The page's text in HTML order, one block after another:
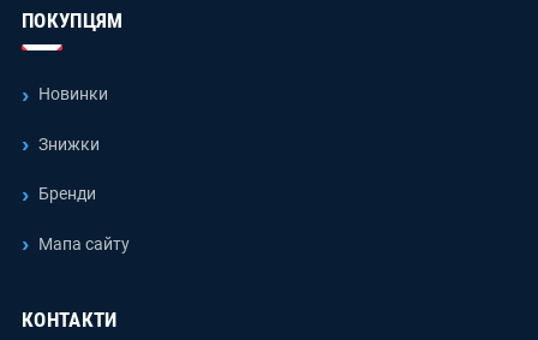
ПОКУПЦЯМ
Новинки
Знижки
Бренди
Мапа сайту
КОНТАКТИ